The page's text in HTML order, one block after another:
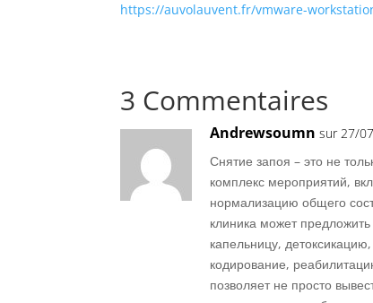
https://auvolauvent.fr/vmware-
3 Commentaires
Andrewsoumn sur 27/
Снятие запоя – это не
комплекс мероприятий,
нормализацию общего
клиника может
капельницу,
кодирование,
позволяет не просто